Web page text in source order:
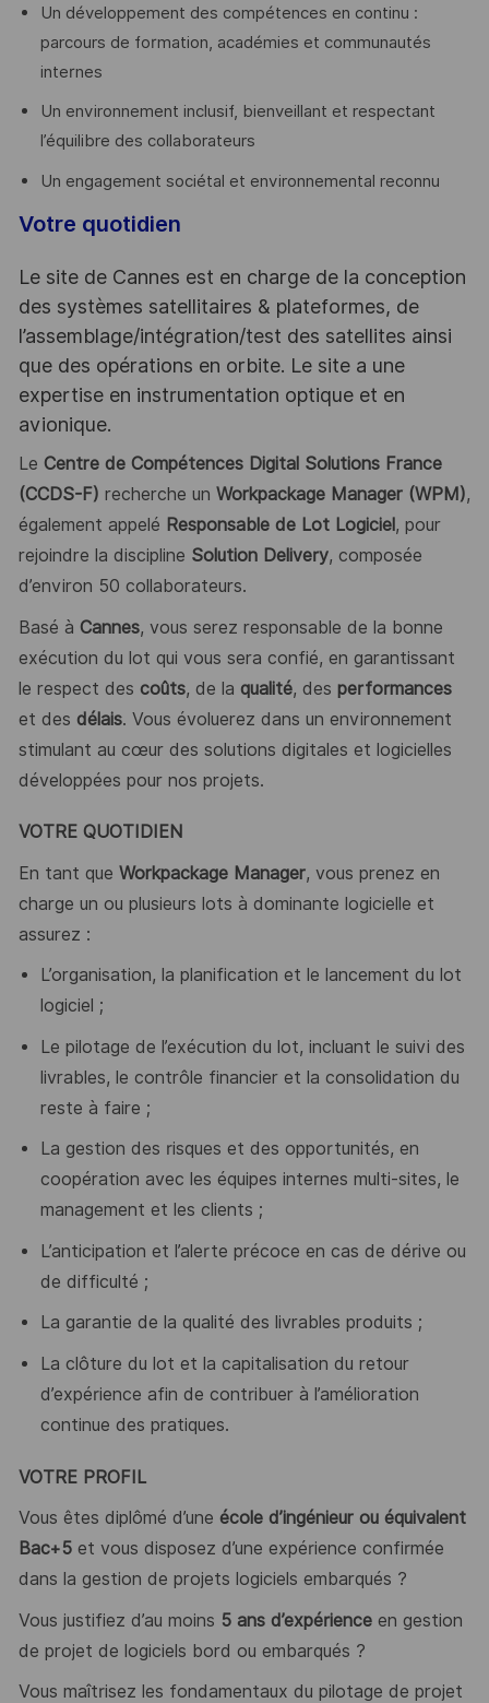
Un développement des compétences en continu :
parcours de formation, académies et communautés
internes
Un environnement inclusif, bienveillant et respectant
l’équilibre des collaborateurs
Un engagement sociétal et environnemental reconnu
Votre quotidien
Le site de Cannes est en charge de la conception
des systèmes satellitaires & plateformes, de
l’assemblage/intégration/test des satellites ainsi
que des opérations en orbite. Le site a une
expertise en instrumentation optique et en
avionique.
Le Centre de Compétences Digital Solutions France
(CCDS-F) recherche un Workpackage Manager (WPM),
également appelé Responsable de Lot Logiciel , pour
rejoindre la discipline Solution Delivery, composée
d’environ 50 collaborateurs.
Basé à Cannes, vous serez responsable de la bonne
exécution du lot qui vous sera confié, en garantissant
le respect des coûts, de la qualité, des performances
et des délais. Vous évoluerez dans un environnement
stimulant au cœur des solutions digitales et logicielles
développées pour nos projets.
VOTRE QUOTIDIEN
En tant que Workpackage Manager, vous prenez en
charge un ou plusieurs lots à dominante logicielle et
assurez :
L’organisation, la planification et le lancement du lot
logiciel ;
Le pilotage de l’exécution du lot, incluant le suivi des
livrables, le contrôle financier et la consolidation du
reste à faire ;
La gestion des risques et des opportunités, en
coopération avec les équipes internes multi-sites, le
management et les clients ;
L’anticipation et l’alerte précoce en cas de dérive ou
de difficulté ;
La garantie de la qualité des livrables produits ;
La clôture du lot et la capitalisation du retour
d’expérience afin de contribuer à l’amélioration
continue des pratiques.
VOTRE PROFIL
Vous êtes diplômé d’une école d’ingénieur ou équivalent
Bac+5et vous disposez d’une expérience confirmée
dans la gestion de projets logiciels embarqués ?
Vous justifiez d’au moins 5 ans d’expérienceen gestion
de projet de logiciels bord ou embarqués ?
Vous maîtrisez les fondamentaux du pilotage de projet